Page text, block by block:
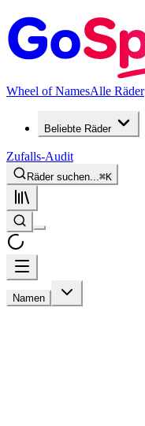
Wheel of NamesAlle Räder
Beliebte Räder
Zufalls-Audit
Räder suchen... ⌘K
Namen